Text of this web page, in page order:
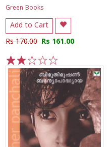
Green Books
Add to Cart
Rs 170.00 Rs 161.00
5
4
3
2
1